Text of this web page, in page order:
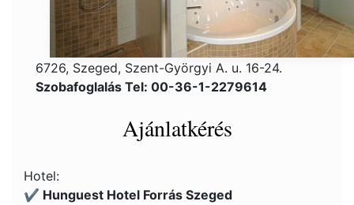
6726, Szeged, Szent-Györgyi A. u. 16-24.
Szobafoglalás Tel: 00-36-1-2279614
Ajánlatkérés
Hotel:
✔️ Hunguest Hotel Forrás Szeged